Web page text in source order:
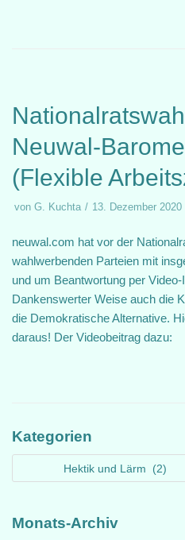
Neuwal-
(Flexible
von G. Kuchta 13. Dezember 2020
neuwal.com hat vor der
wahlwerbenden Parteien mit
und um Beantwortung per
Dankenswerter Weise auch die
die Demokratische Alternative.
daraus! Der Videobeitrag dazu:
Kategorien
Monats-Archiv